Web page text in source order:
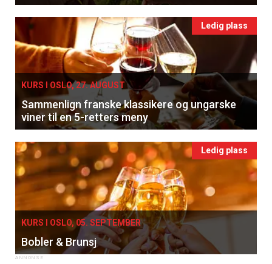
Ledig plass
KURS I OSLO, 27. AUGUST
Sammenlign franske klassikere og ungarske
viner til en 5-retters meny
Ledig plass
KURS I OSLO, 05. SEPTEMBER
Bobler & Brunsj